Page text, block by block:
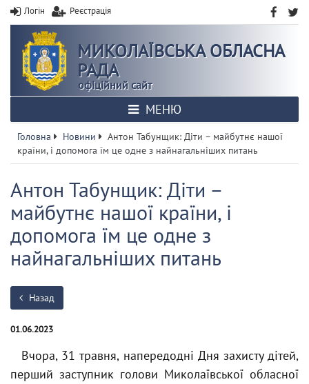
Логін Реєстрація
МИКОЛАЇВСЬКА ОБЛАСНА
РАДА
офіційний сайт
МЕНЮ
Головна Новини
Антон Табунщик: Діти – майбутнє нашої
країни, і допомога їм це одне з найнагальніших питань
Антон Табунщик: Діти –
майбутнє нашої країни, і
допомога їм це одне з
найнагальніших питань
Назад
01.06.2023
Вчора, 31 травня, напередодні Дня захисту дітей,
перший заступник голови Миколаївської обласної